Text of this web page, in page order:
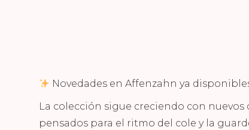
Novedades en Affenzahn ya
La colección sigue creciendo con
pensados para el ritmo del cole y la